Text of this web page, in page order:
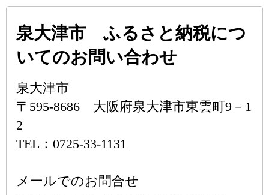
泉大津市 ふるさと納税につ
いてのお問い合わせ
泉大津市
〒595-8686 大阪府泉大津市東雲町9－1
2
TEL：0725-33-1131
メールでのお問合せ